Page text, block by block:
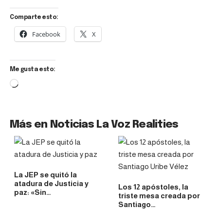
Comparte esto:
Facebook X
Me gusta esto:
Más en Noticias La Voz Realities
La JEP se quitó la
atadura de Justicia y
paz: «Sin…
Los 12 apóstoles, la
triste mesa creada por
Santiago…